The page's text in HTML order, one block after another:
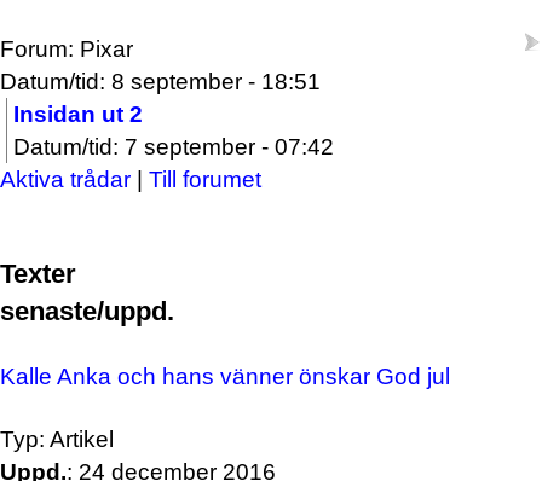
Forum: Pixar
Datum/tid: 8 september - 18:51
Insidan ut 2
Datum/tid: 7 september - 07:42
Aktiva trådar | Till forumet
Texter
senaste/uppd.
Kalle Anka och hans vänner önskar God jul
Typ: Artikel
Uppd.: 24 december 2016